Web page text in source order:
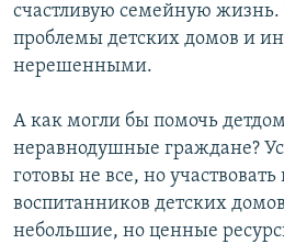
счастливую семейную
проблемы детских домов и
нерешенными.
А как могли бы помочь
неравнодушные граждане?
готовы не все, но
воспитанников детских
небольшие, но ценные